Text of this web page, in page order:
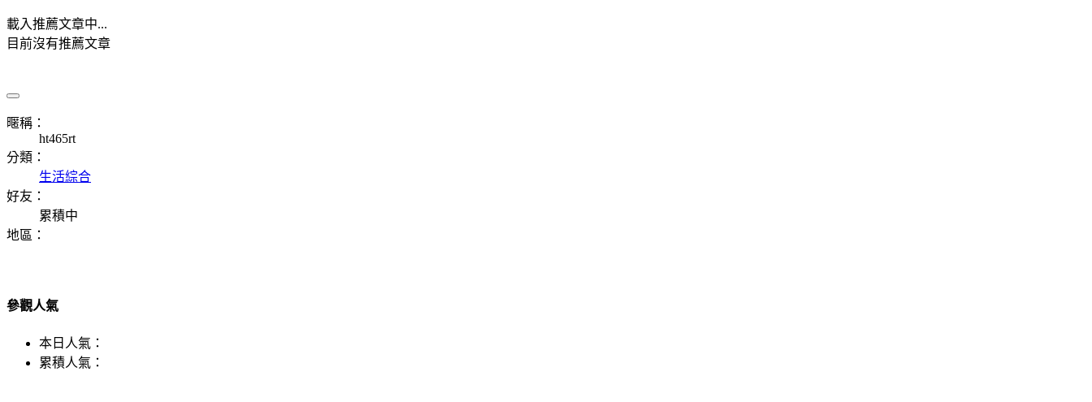
載入推薦文章中...
目前沒有推薦文章
暱稱：
ht465rt
分類：
生活綜合
好友：
累積中
地區：
參觀人氣
本日人氣：
累積人氣：